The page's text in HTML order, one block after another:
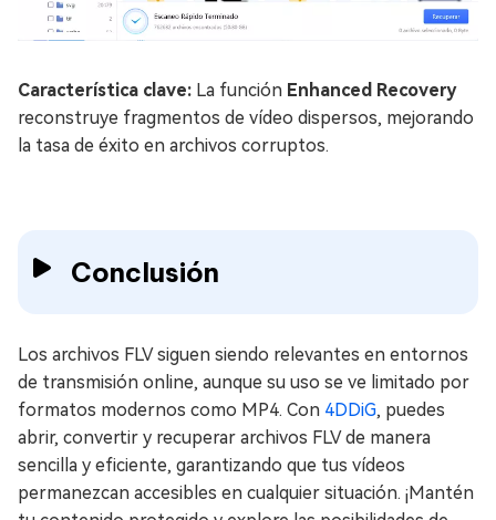
Característica clave: La función Enhanced Recovery
reconstruye fragmentos de vídeo dispersos, mejorando
la tasa de éxito en archivos corruptos.
Conclusión
Los archivos FLV siguen siendo relevantes en entornos
de transmisión online, aunque su uso se ve limitado por
formatos modernos como MP4. Con 4DDiG, puedes
abrir, convertir y recuperar archivos FLV de manera
sencilla y eficiente, garantizando que tus vídeos
permanezcan accesibles en cualquier situación. ¡Mantén